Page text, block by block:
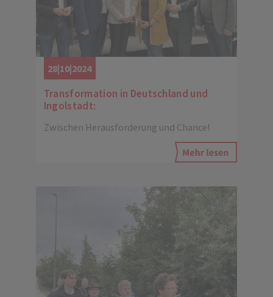
28|10|2024
Transformation in Deutschland und
Ingolstadt:
Zwischen Herausforderung und Chance!